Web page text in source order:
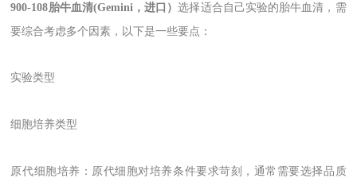
900-108胎牛血清(Gemini ，进口）选择适合自己实验的胎牛血清，需
要综合考虑多个因素，以下是一些要点：
实验类型
细胞培养类型
原代细胞培养：原代细胞对培养条件要求苛刻，通常需要选择品质